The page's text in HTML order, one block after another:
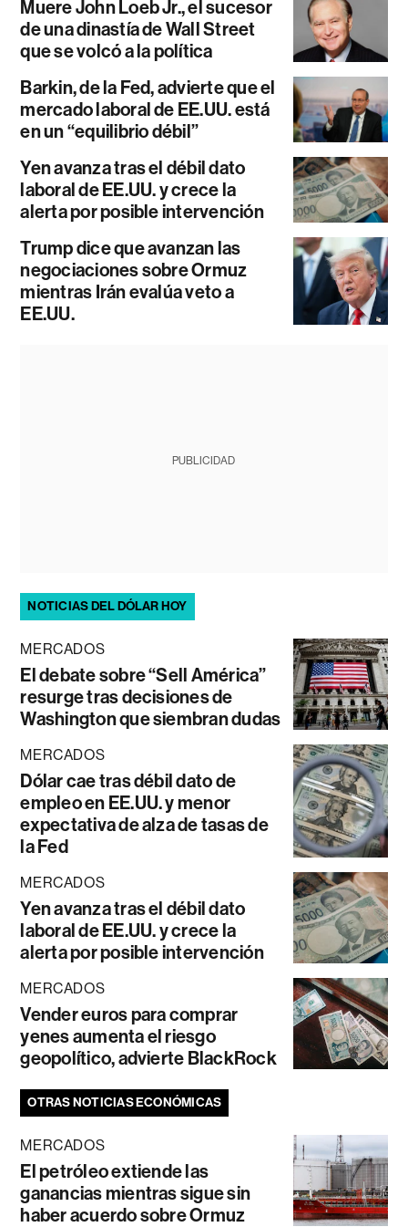
Muere John Loeb Jr., el sucesor
de una dinastía de Wall Street
que se volcó a la política
Barkin, de la Fed, advierte que el
mercado laboral de EE.UU. está
en un “equilibrio débil”
Yen avanza tras el débil dato
laboral de EE.UU. y crece la
alerta por posible intervención
Trump dice que avanzan las
negociaciones sobre Ormuz
mientras Irán evalúa veto a
EE.UU.
PUBLICIDAD
NOTICIAS DEL DÓLAR HOY
MERCADOS
El debate sobre “Sell América”
resurge tras decisiones de
Washington que siembran dudas
MERCADOS
Dólar cae tras débil dato de
empleo en EE.UU. y menor
expectativa de alza de tasas de
la Fed
MERCADOS
Yen avanza tras el débil dato
laboral de EE.UU. y crece la
alerta por posible intervención
MERCADOS
Vender euros para comprar
yenes aumenta el riesgo
geopolítico, advierte BlackRock
OTRAS NOTICIAS ECONÓMICAS
MERCADOS
El petróleo extiende las
ganancias mientras sigue sin
haber acuerdo sobre Ormuz